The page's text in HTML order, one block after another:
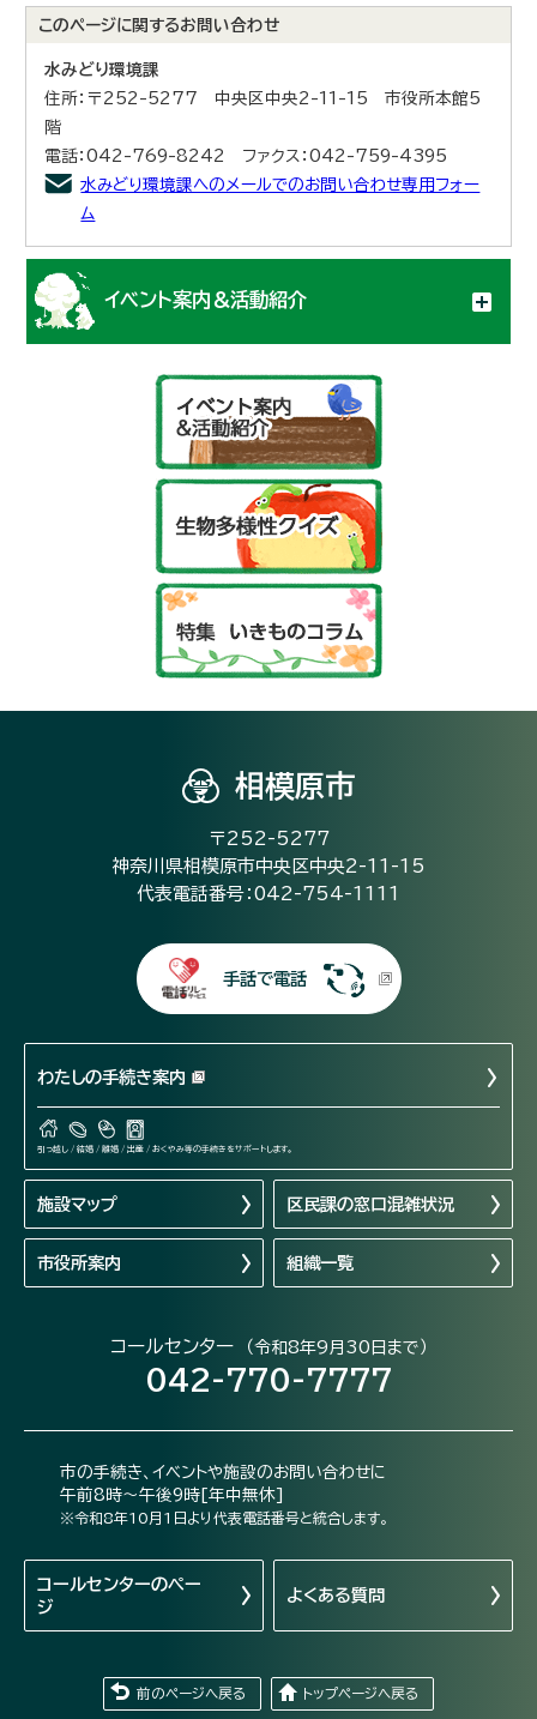
このページに関するお問い合わせ
水みどり環境課
住所：〒252-5277 中央区中央2-11-15 市役所本館5
階
電話：042-769-8242 ファクス：042-759-4395
水みどり環境課へのメールでのお問い合わせ専用フォー
ム
イベント案内＆活動紹介
相模原市
〒252-5277
神奈川県相模原市中央区中央2-11-15
代表電話番号：042-754-1111
手話で電話
わたしの手続き案内
引っ越し / 結婚 / 離婚 / 出産 / おくやみ等の手続きをサポートします。
施設マップ 区民課の窓口混雑状況
市役所案内 組織一覧
コールセンター （令和8年9月30日まで）
042-770-7777
市の手続き、イベントや施設のお問い合わせに
午前8時～午後9時[年中無休]
※令和8年10月1日より代表電話番号と統合します。
コールセンターのペー
ジ
よくある質問
前のページへ戻る トップページへ戻る